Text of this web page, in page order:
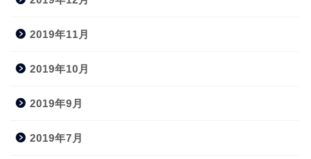
2019年11月
2019年10月
2019年9月
2019年7月